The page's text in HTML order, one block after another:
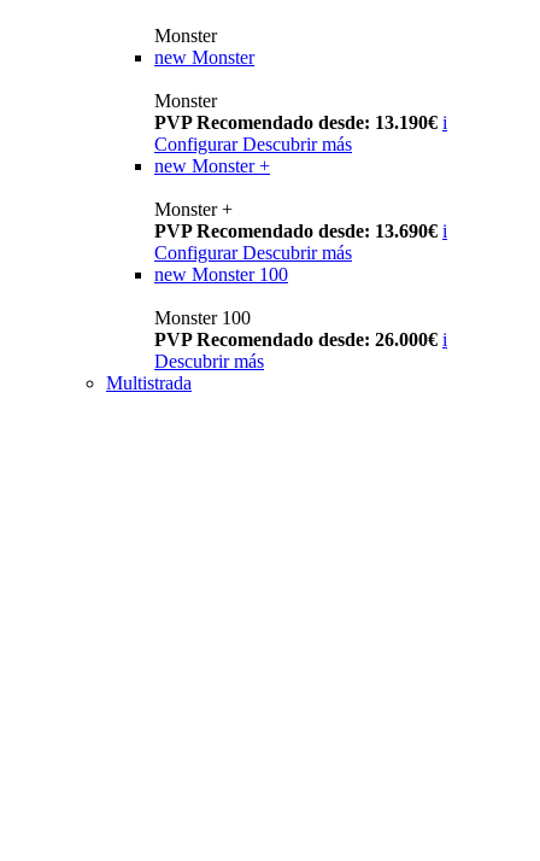
Monster
new Monster
Monster
PVP Recomendado desde: 13.190€ i
Configurar Descubrir más
new Monster +
Monster +
PVP Recomendado desde: 13.690€ i
Configurar Descubrir más
new Monster 100
Monster 100
PVP Recomendado desde: 26.000€ i
Descubrir más
Multistrada